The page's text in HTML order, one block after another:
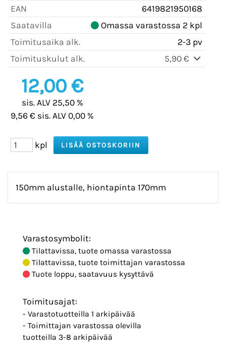
EAN
6419821950168
Saatavilla
Omassa varastossa 2 kpl
Toimitusaika alk.
2-3 pv
Toimituskulut alk.
5,90 €
12,00 €
sis. ALV 25,50 %
9,56 € sis. ALV 0,00 %
kpl
150mm alustalle, hiontapinta 170mm
Varastosymbolit:
Tilattavissa, tuote omassa varastossa
Tilattavissa, tuote toimittajan varastossa
Tuote loppu, saatavuus kysyttävä
Toimitusajat:
- Varastotuotteilla 1 arkipäivää
- Toimittajan varastossa olevilla
tuotteilla 3-8 arkipäivää